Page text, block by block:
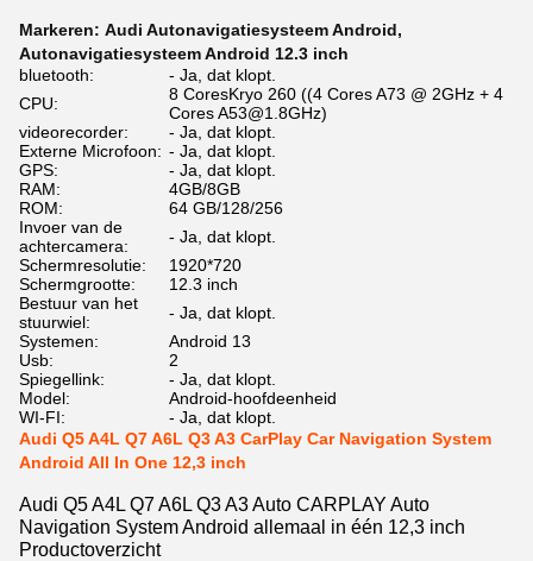
Markeren: Audi Autonavigatiesysteem Android,
Autonavigatiesysteem Android 12.3 inch
bluetooth:
- Ja, dat klopt.
CPU:
8 CoresKryo 260 ((4 Cores A73 @ 2GHz + 4
Cores A53@1.8GHz)
videorecorder:
- Ja, dat klopt.
Externe Microfoon: - Ja, dat klopt.
GPS:
- Ja, dat klopt.
RAM:
4GB/8GB
ROM:
64 GB/128/256
Invoer van de
achtercamera:
- Ja, dat klopt.
Schermresolutie:
1920*720
Schermgrootte:
12.3 inch
Bestuur van het
stuurwiel:
- Ja, dat klopt.
Systemen:
Android 13
Usb:
2
Spiegellink:
- Ja, dat klopt.
Model:
Android-hoofdeenheid
WI-FI:
- Ja, dat klopt.
Audi Q5 A4L Q7 A6L Q3 A3 CarPlay Car Navigation System
Android All In One 12,3 inch
Audi Q5 A4L Q7 A6L Q3 A3 Auto CARPLAY Auto
Navigation System Android allemaal in één 12,3 inch
Productoverzicht